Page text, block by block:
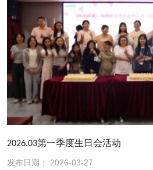
2026.03第一季度生日会活动
发布日期： 2026-03-27